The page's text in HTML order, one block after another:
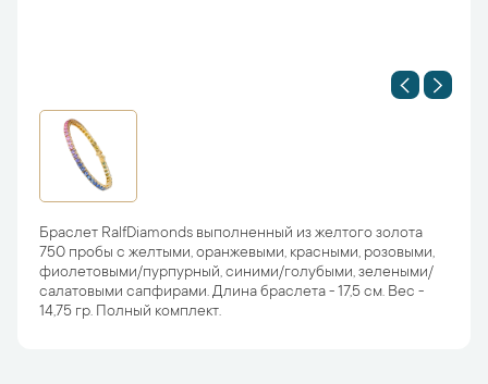
Браслет RalfDiamonds выполненный из желтого золота
750 пробы с желтыми, оранжевыми, красными, розовыми,
фиолетовыми/пурпурный, синими/голубыми, зелеными/
салатовыми сапфирами. Длина браслета - 17,5 см. Вес -
14,75 гр. Полный комплект.